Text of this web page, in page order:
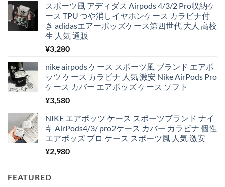
スポーツ風 アディダス Airpods 4/3/2 Pro収納ケ
ース TPU つや消しイヤホンケース カラビナ付
き adidasエアーポッズケース第四世代 大人 高校
生 人気 通販
¥3,280
nike airpods ケース スポーツ風 ブランド エアポ
ッツ ケース カラビナ 人気 激安 Nike AirPods Pro
ケース カバー エアポッズ ケース ソフト
¥3,580
NIKE エアポッツ ケース スポーツブランド ナイ
キ AirPods4/3/ pro2ケース カバー カラビナ 個性
エアポッズ プロ ケース スポーツ風 人気 激安
¥2,980
FEATURED